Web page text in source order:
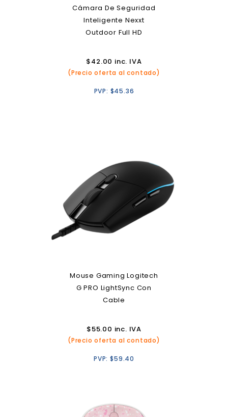
Cámara De Seguridad
Inteligente Nexxt
Outdoor Full HD
$42.00 inc. IVA
(Precio oferta al contado)
PVP: $45.36
Mouse Gaming Logitech
G PRO LightSync Con
Cable
$55.00 inc. IVA
(Precio oferta al contado)
PVP:$59.40